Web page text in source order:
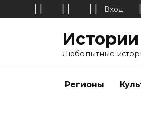
Любопытные
Регионы
Вход